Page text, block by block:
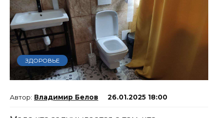
ЗДОРОВЬЕ
Владимир Белов 26.01.2025 18:00